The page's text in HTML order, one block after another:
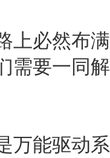
必然布满
需要一同
能驱动系